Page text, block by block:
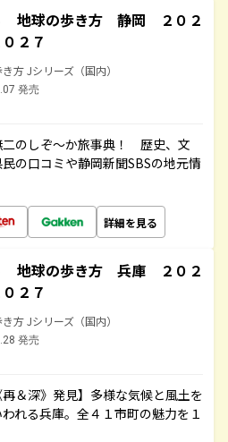
地球の歩き方 静岡 ２０２
２７
方 Jシリーズ（国内）
発売
二のしぞ～か旅事典！ 歴史、文
の口コミや静岡新聞SBSの地元情
詳細を見る
地球の歩き方 兵庫 ２０２
２７
方 Jシリーズ（国内）
発売
再＆深》発見】多様な気候と風土を
れる兵庫。全４１市町の魅力を１